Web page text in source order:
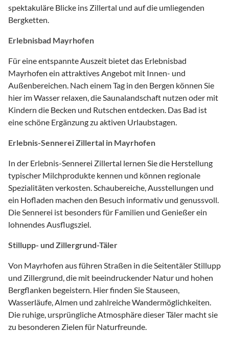
spektakuläre Blicke ins Zillertal und auf die umliegenden
Bergketten.
Erlebnisbad Mayrhofen
Für eine entspannte Auszeit bietet das Erlebnisbad
Mayrhofen ein attraktives Angebot mit Innen- und
Außenbereichen. Nach einem Tag in den Bergen können Sie
hier im Wasser relaxen, die Saunalandschaft nutzen oder mit
Kindern die Becken und Rutschen entdecken. Das Bad ist
eine schöne Ergänzung zu aktiven Urlaubstagen.
Erlebnis-Sennerei Zillertal in Mayrhofen
In der Erlebnis-Sennerei Zillertal lernen Sie die Herstellung
typischer Milchprodukte kennen und können regionale
Spezialitäten verkosten. Schaubereiche, Ausstellungen und
ein Hofladen machen den Besuch informativ und genussvoll.
Die Sennerei ist besonders für Familien und Genießer ein
lohnendes Ausflugsziel.
Stillupp- und Zillergrund-Täler
Von Mayrhofen aus führen Straßen in die Seitentäler Stillupp
und Zillergrund, die mit beeindruckender Natur und hohen
Bergflanken begeistern. Hier finden Sie Stauseen,
Wasserläufe, Almen und zahlreiche Wandermöglichkeiten.
Die ruhige, ursprüngliche Atmosphäre dieser Täler macht sie
zu besonderen Zielen für Naturfreunde.